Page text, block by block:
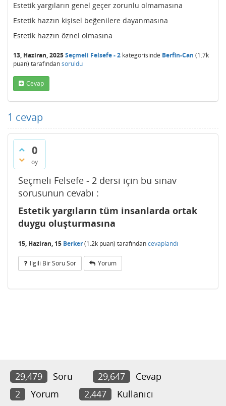
Estetik yargıların genel geçer zorunlu olmamasına
Estetik hazzın kişisel beğenilere dayanmasına
Estetik hazzın öznel olmasına
13, Haziran, 2025Seçmeli Felsefe - 2 kategorisinde Berfin-Can (1.7k
puan) tarafındansoruldu
Cevap
1 cevap
0
oy
Seçmeli Felsefe - 2 dersi için bu sınav
sorusunun cevabı :
Estetik yargıların tüm insanlarda ortak
duygu oluşturmasına
15, Haziran, 15 Berker(1.2k puan) tarafındancevaplandı
Ilgili Bir Soru Sor Yorum
29,479 Soru 29,647
Cevap
2
Yorum 2,447 Kullanıcı